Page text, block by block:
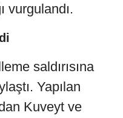
vurgulandı.
saldırısına
Yapılan
Kuveyt ve